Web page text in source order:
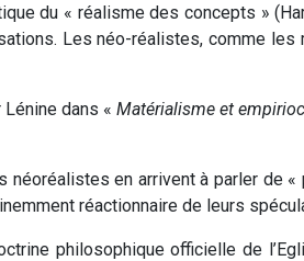
du « réalisme des concepts »
Les néo-réalistes, comme
dans « Matérialisme et
néoréalistes en arrivent à parler de
réactionnaire de leurs
philosophique officielle de